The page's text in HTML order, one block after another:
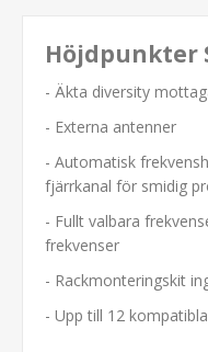
Höjdpunkter
- Äkta diversity
- Externa antenner
- Automatisk
fjärrkanal för smidig
- Fullt valbara
frekvenser
- Rackmonteringskit
- Upp till 12